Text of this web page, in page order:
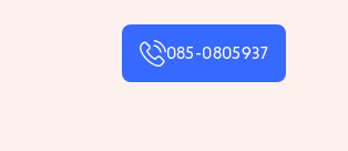
085-0805937